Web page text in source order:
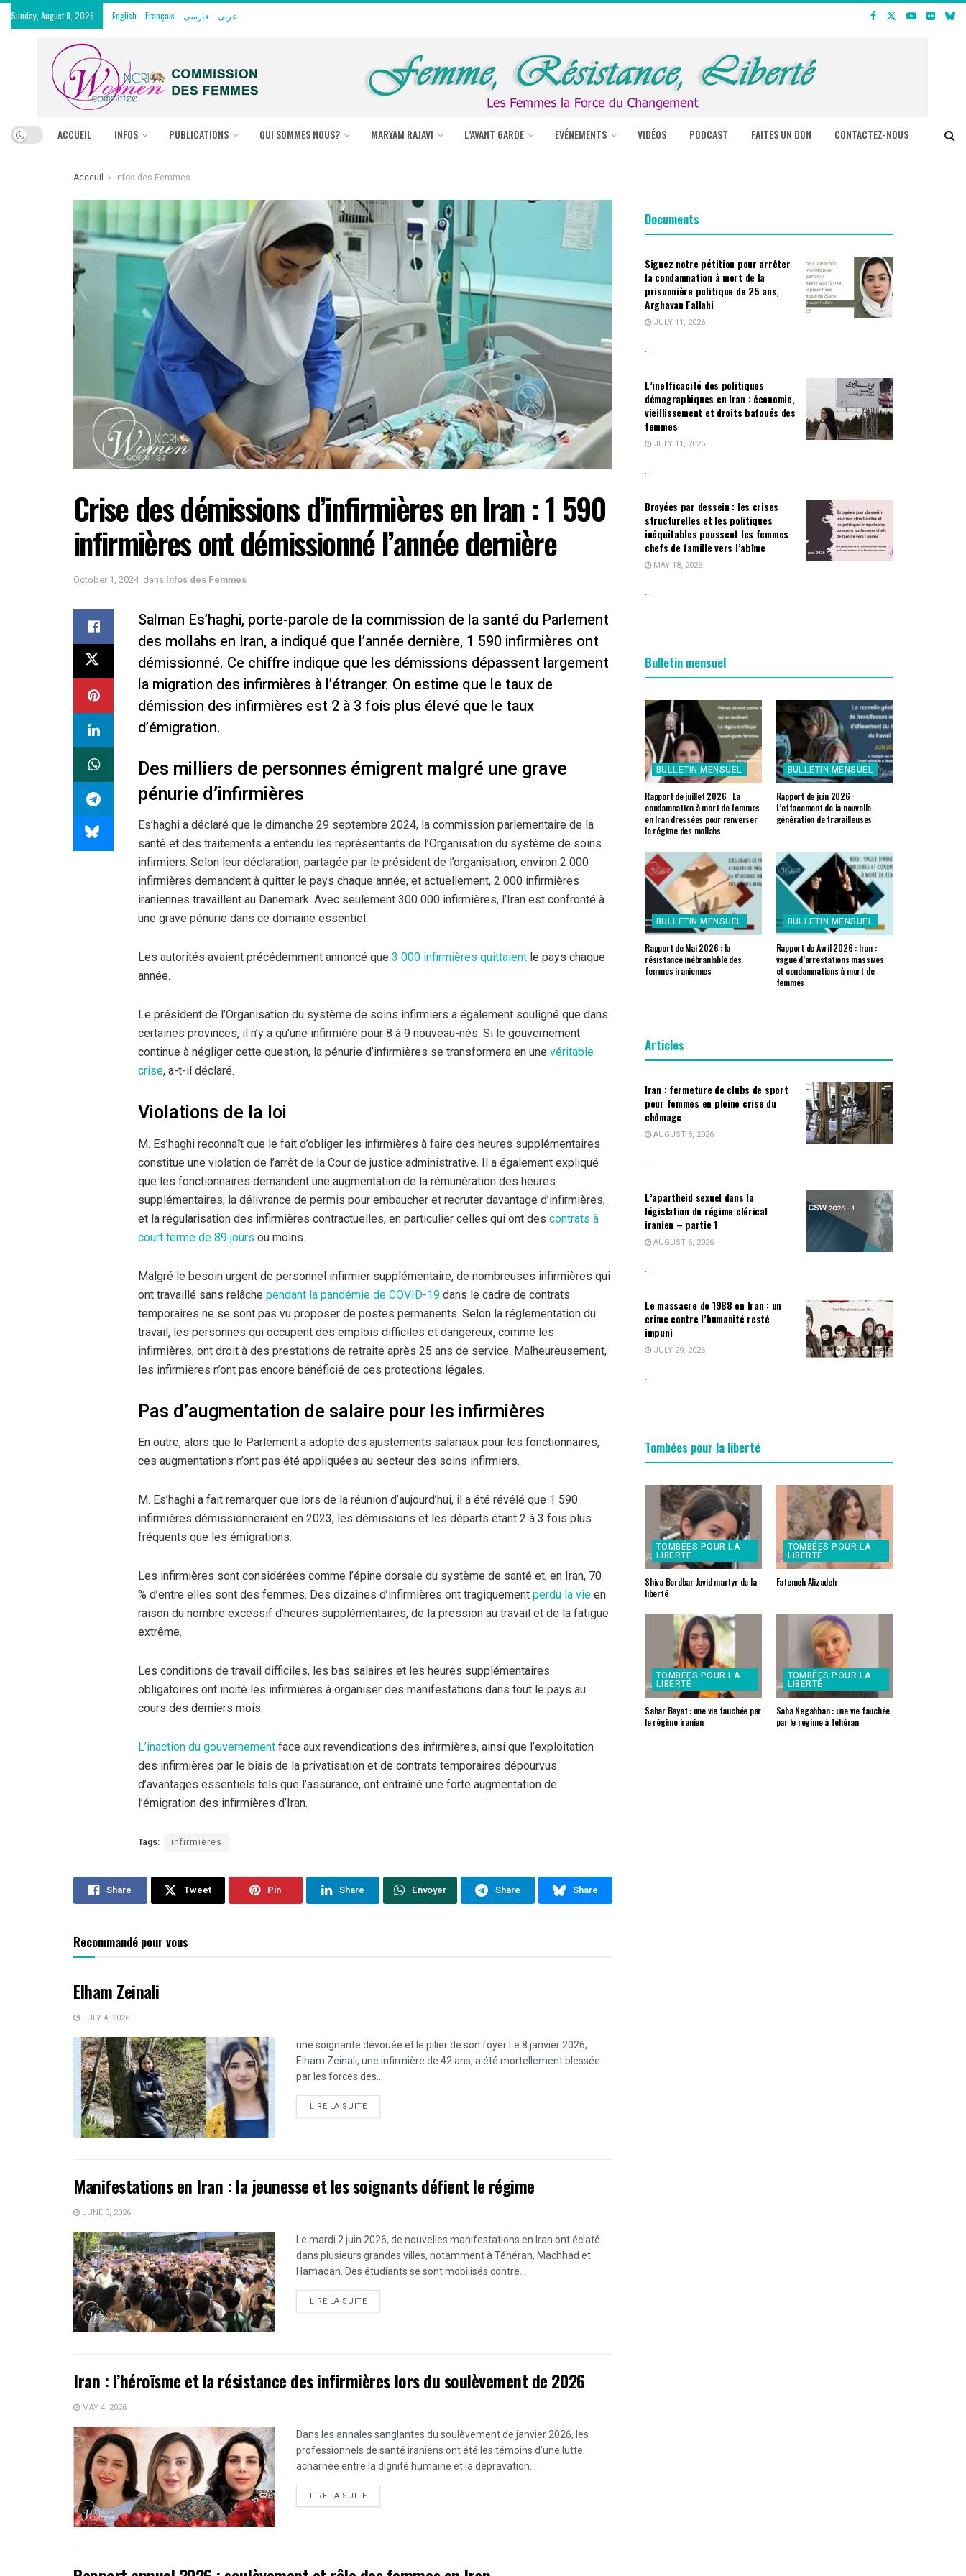
Sunday, August 9, 2026 English Français فارسی عربی
ACCUEIL INFOS PUBLICATIONS QUI SOMMES NOUS? MARYAM RAJAVI L’AVANT GARDE EVÉNEMENTS VIDÉOS PODCAST FAITES UN DON CONTACTEZ-NOUS
Acceuil Infos des Femmes
Crise des démissions d’infirmières en Iran : 1 590
infirmières ont démissionné l’année dernière
October 1, 2024 dans Infos des Femmes
Salman Es’haghi, porte-parole de la commission de la santé du Parlement
des mollahs en Iran, a indiqué que l’année dernière, 1 590 infirmières ont
démissionné. Ce chiffre indique que les démissions dépassent largement
la migration des infirmières à l’étranger. On estime que le taux de
démission des infirmières est 2 à 3 fois plus élevé que le taux
d’émigration.
Des milliers de personnes émigrent malgré une grave
pénurie d’infirmières
Es’haghi a déclaré que le dimanche 29 septembre 2024, la commission parlementaire de la
santé et des traitements a entendu les représentants de l’Organisation du système de soins
infirmiers. Selon leur déclaration, partagée par le président de l’organisation, environ 2 000
infirmières demandent à quitter le pays chaque année, et actuellement, 2 000 infirmières
iraniennes travaillent au Danemark. Avec seulement 300 000 infirmières, l’Iran est confronté à
une grave pénurie dans ce domaine essentiel.
Les autorités avaient précédemment annoncé que 3 000 infirmières quittaient le pays chaque
année.
Le président de l’Organisation du système de soins infirmiers a également souligné que dans
certaines provinces, il n’y a qu’une infirmière pour 8 à 9 nouveau-nés. Si le gouvernement
continue à négliger cette question, la pénurie d’infirmières se transformera en une véritable
crise, a-t-il déclaré.
Violations de la loi
M. Es’haghi reconnaît que le fait d’obliger les infirmières à faire des heures supplémentaires
constitue une violation de l’arrêt de la Cour de justice administrative. Il a également expliqué
que les fonctionnaires demandent une augmentation de la rémunération des heures
supplémentaires, la délivrance de permis pour embaucher et recruter davantage d’infirmières,
et la régularisation des infirmières contractuelles, en particulier celles qui ont des contrats à
court terme de 89 jours ou moins.
Malgré le besoin urgent de personnel infirmier supplémentaire, de nombreuses infirmières qui
ont travaillé sans relâche pendant la pandémie de COVID-19 dans le cadre de contrats
temporaires ne se sont pas vu proposer de postes permanents. Selon la réglementation du
travail, les personnes qui occupent des emplois difficiles et dangereux, comme les
infirmières, ont droit à des prestations de retraite après 25 ans de service. Malheureusement,
les infirmières n’ont pas encore bénéficié de ces protections légales.
Pas d’augmentation de salaire pour les infirmières
En outre, alors que le Parlement a adopté des ajustements salariaux pour les fonctionnaires,
ces augmentations n’ont pas été appliquées au secteur des soins infirmiers.
M. Es’haghi a fait remarquer que lors de la réunion d’aujourd’hui, il a été révélé que 1 590
infirmières démissionneraient en 2023, les démissions et les départs étant 2 à 3 fois plus
fréquents que les émigrations.
Les infirmières sont considérées comme l’épine dorsale du système de santé et, en Iran, 70
% d’entre elles sont des femmes. Des dizaines d’infirmières ont tragiquement perdu la vie en
raison du nombre excessif d’heures supplémentaires, de la pression au travail et de la fatigue
extrême.
Les conditions de travail difficiles, les bas salaires et les heures supplémentaires
obligatoires ont incité les infirmières à organiser des manifestations dans tout le pays au
cours des derniers mois.
L’inaction du gouvernement face aux revendications des infirmières, ainsi que l’exploitation
des infirmières par le biais de la privatisation et de contrats temporaires dépourvus
d’avantages essentiels tels que l’assurance, ont entraîné une forte augmentation de
l’émigration des infirmières d’Iran.
Tags: infirmières
Share Tweet Pin Share Envoyer Share Share
Recommandé pour vous
Elham Zeinali
JULY 4, 2026
une soignante dévouée et le pilier de son foyer Le 8 janvier 2026,
Elham Zeinali, une infirmière de 42 ans, a été mortellement blessée
par les forces des...
LIRE LA SUITEDETAILS
Manifestations en Iran : la jeunesse et les soignants défient le régime
JUNE 3, 2026
Le mardi 2 juin 2026, de nouvelles manifestations en Iran ont éclaté
dans plusieurs grandes villes, notamment à Téhéran, Machhad et
Hamadan. Des étudiants se sont mobilisés contre...
LIRE LA SUITEDETAILS
Iran : l’héroïsme et la résistance des infirmières lors du soulèvement de 2026
MAY 4, 2026
Dans les annales sanglantes du soulèvement de janvier 2026, les
professionnels de santé iraniens ont été les témoins d’une lutte
acharnée entre la dignité humaine et la dépravation...
LIRE LA SUITEDETAILS
Documents
Signez notre pétition pour arrêter
la condamnation à mort de la
prisonnière politique de 25 ans,
Arghavan Fallahi
JULY 11, 2026
L’inefficacité des politiques
démographiques en Iran : économie,
vieillissement et droits bafoués des
femmes
JULY 11, 2026
Broyées par dessein : les crises
structurelles et les politiques
inéquitables poussent les femmes
chefs de famille vers l’abîme
MAY 18, 2026
Bulletin mensuel
BULLETIN MENSUEL
Rapport de juillet 2026 : La
condamnation à mort de femmes
en Iran dressées pour renverser
le régime des mollahs
BULLETIN MENSUEL
Rapport de juin 2026 :
L’effacement de la nouvelle
génération de travailleuses
BULLETIN MENSUEL
Rapport de Mai 2026 : la
résistance inébranlable des
femmes iraniennes
BULLETIN MENSUEL
Rapport de Avril 2026 : Iran :
vague d’arrestations massives
et condamnations à mort de
femmes
Articles
Iran : fermeture de clubs de sport
pour femmes en pleine crise du
chômage
AUGUST 8, 2026
...
L’apartheid sexuel dans la
législation du régime clérical
iranien – partie 1
AUGUST 6, 2026
...
Le massacre de 1988 en Iran : un
crime contre l’humanité resté
impuni
JULY 29, 2026
...
Tombées pour la liberté
TOMBÉES POUR LA
LIBERTÉ
Shiva Bordbar Javid martyr de la
liberté
TOMBÉES POUR LA
LIBERTÉ
Fatemeh Alizadeh
TOMBÉES POUR LA
LIBERTÉ
Sahar Bayat : une vie fauchée par
le régime iranien
TOMBÉES POUR LA
LIBERTÉ
Saba Negahban : une vie fauchée
par le régime à Téhéran